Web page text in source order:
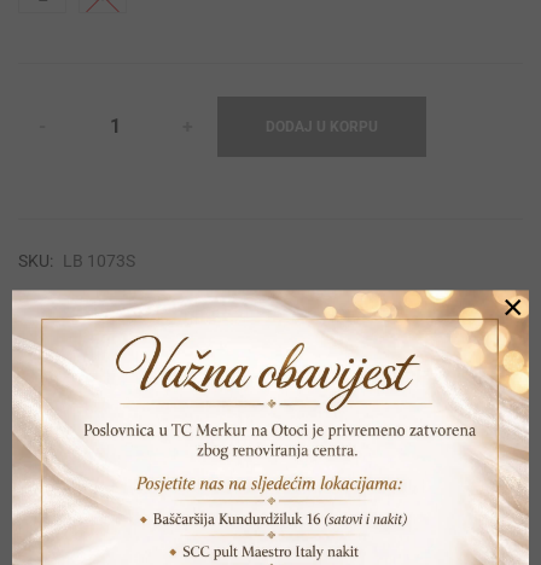
SKU: LB 1073S
Print Pošalji prijatelju
POVEZANI PROIZVODI
×